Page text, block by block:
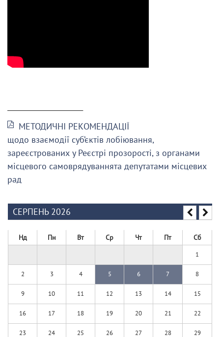
МЕТОДИЧНІ РЕКОМЕНДАЦІЇ
щодо взаємодії суб’єктів лобіювання,
зареєстрованих у Реєстрі прозорості, з органами
місцевого самоврядуваннята депутатами місцевих
рад
СЕРПЕНЬ 2026
Нд Пн Вт Ср Чт Пт Сб
1
2 3 4 5 6 7 8
9 10 11 12 13 14 15
16 17 18 19 20 21 22
23 24 25 26 27 28 29